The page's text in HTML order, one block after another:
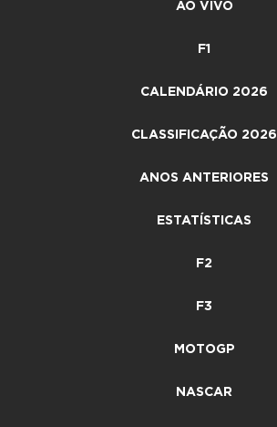
AO VIVO
F1
CALENDÁRIO 2026
CLASSIFICAÇÃO 2026
ANOS ANTERIORES
ESTATÍSTICAS
F2
F3
MOTOGP
NASCAR